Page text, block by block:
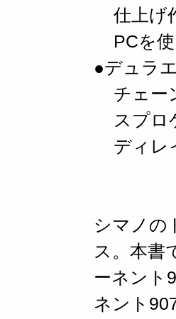
仕上げ
PCを使
●デュラ
チェー
スプロ
ディレ
シマノの
ス。本書
ーネント
ネント